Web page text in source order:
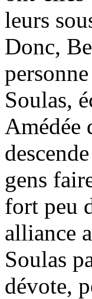
leurs
Donc,
Soulas,
Amédée
gens
fort peu
alliance
Soulas
dévote,